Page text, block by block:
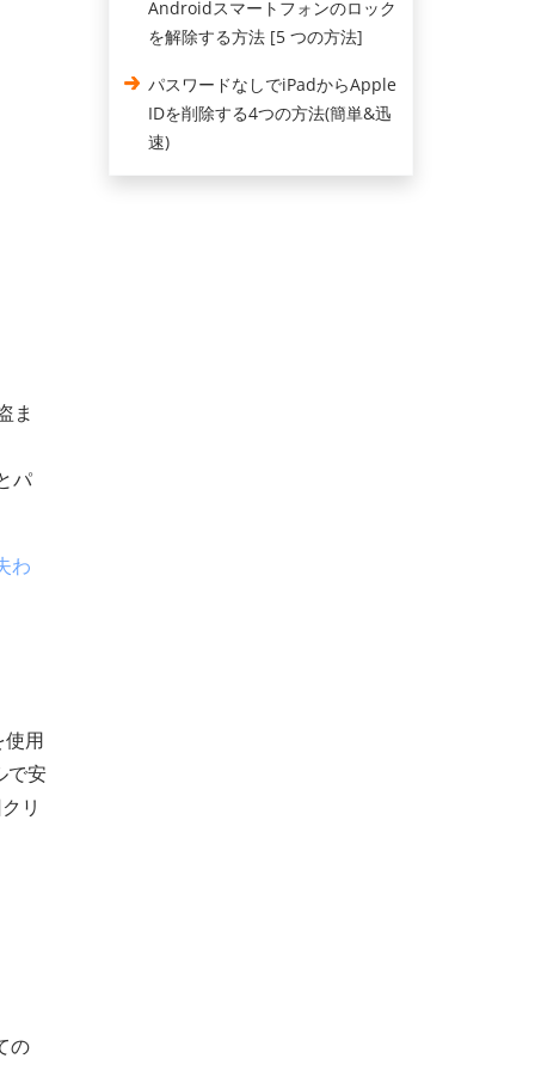
ま
パ
わ
用
で安
リ
の
Androidスマートフォンのロック
を解除する方法 [5 つの方法]
パスワードなしでiPadからApple
IDを削除する4つの方法(簡単&迅
速)